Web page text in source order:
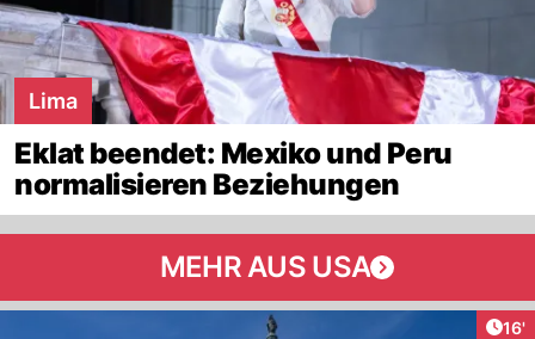
Lima
Eklat beendet: Mexiko und Peru
normalisieren Beziehungen
MEHR AUS USA
16'